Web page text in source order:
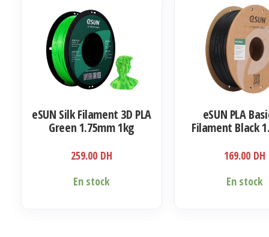
eSUN Silk Filament 3D PLA
Green 1.75mm 1kg
259.00 DH
En stock
eSUN PLA
Filament Black
169.00 DH
En stock